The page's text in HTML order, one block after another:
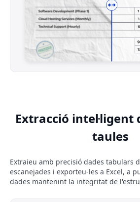
Extracció intel·ligent
taules
Extraieu amb precisió dades tabulars
escanejades i exporteu-les a Excel, a
dades mantenint la integritat de